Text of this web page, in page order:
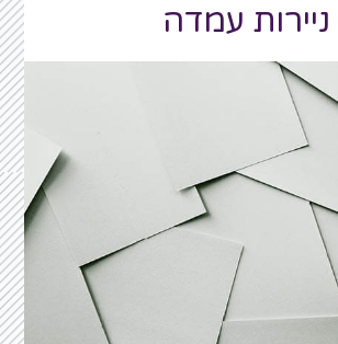
ניירות עמדה